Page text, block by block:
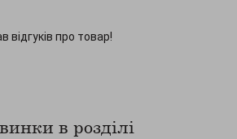
відгуків про товар!
в розділі